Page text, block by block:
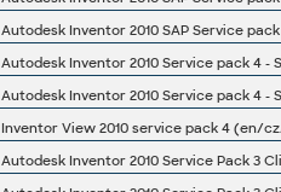
Autodesk Inventor 2010 SAP Service pack
Autodesk Inventor 2010 Service pack 4 -
Autodesk Inventor 2010 Service pack 4 -
Inventor View 2010 service pack 4 (en/cz/